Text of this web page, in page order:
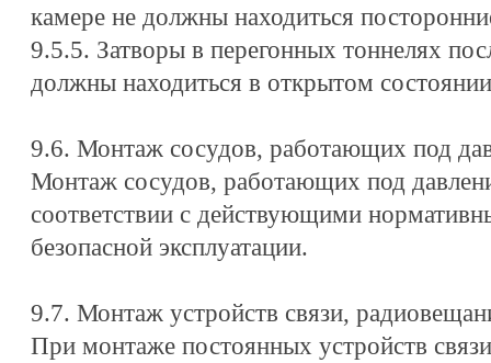
камере не должны находиться
9.5.5. Затворы в перегонных тоннелях
должны находиться в открытом
9.6. Монтаж сосудов, работающих под
Монтаж сосудов, работающих под
соответствии с действующими
безопасной эксплуатации.
9.7. Монтаж устройств связи,
При монтаже постоянных устройств